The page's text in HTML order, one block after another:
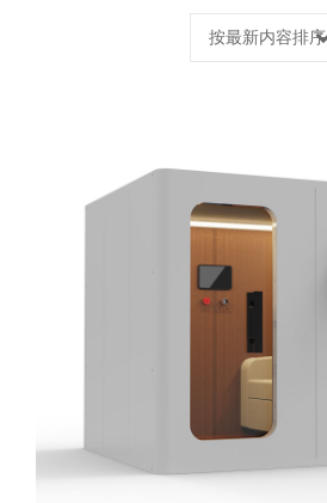
按最新内容排序